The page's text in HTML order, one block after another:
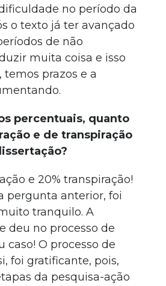
no período da
o texto já ter avançado
de não
muita coisa e isso
temos prazos e a
percentuais, quanto
e de transpiração
e 20% transpiração!
pergunta anterior, foi
tranquilo. A
deu no processo de
caso! O processo de
foi gratificante, pois,
da pesquisa-ação